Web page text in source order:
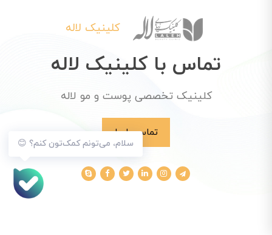
سلام، می‌تونم کمک‌تون کنم؟ 😊
کلینیک لاله
تماس با کلینیک لاله
کلینیک تخصصی پوست و مو لاله
تماس با ما